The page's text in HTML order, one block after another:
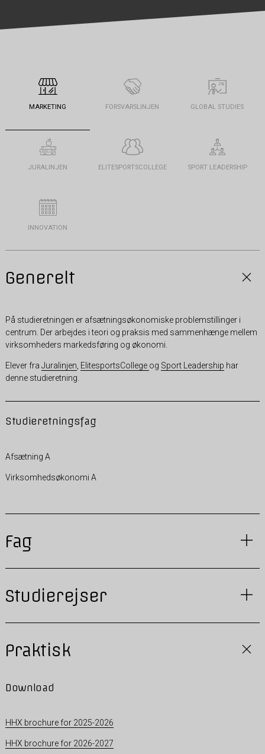
MARKETING FORSVARSLINJEN GLOBAL STUDIES
JURALINJEN ELITESPORTSCOLLEGE SPORT LEADERSHIP
INNOVATION
Generelt
På studieretningen er afsætningsøkonomiske problemstillinger i
centrum. Der arbejdes i teori og praksis med sammenhænge mellem
virksomheders markedsføring og økonomi.
Elever fra Juralinjen ElitesportsCollege og Sport Leadership har
denne studieretning.
Studieretningsfag
Afsætning A
Virksomhedsøkonomi A
Fag
Studierejser
Praktisk
Download
HHX brochure for 2025-2026
HHX brochure for 2026-2027